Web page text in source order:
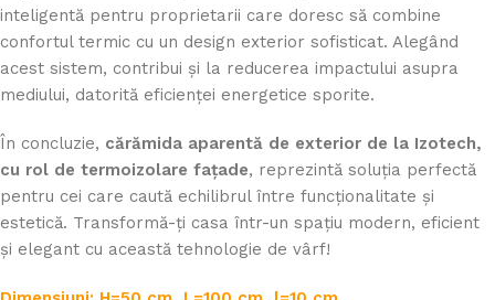
inteligentă pentru proprietarii care doresc să combine
confortul termic cu un design exterior sofisticat. Alegând
acest sistem, contribui și la reducerea impactului asupra
mediului, datorită eficienței energetice sporite.
În concluzie, cărămida aparentă de exterior de la Izotech,
cu rol de termoizolare fațade, reprezintă soluția perfectă
pentru cei care caută echilibrul între funcționalitate și
estetică. Transformă-ți casa într-un spațiu modern, eficient
și elegant cu această tehnologie de vârf!